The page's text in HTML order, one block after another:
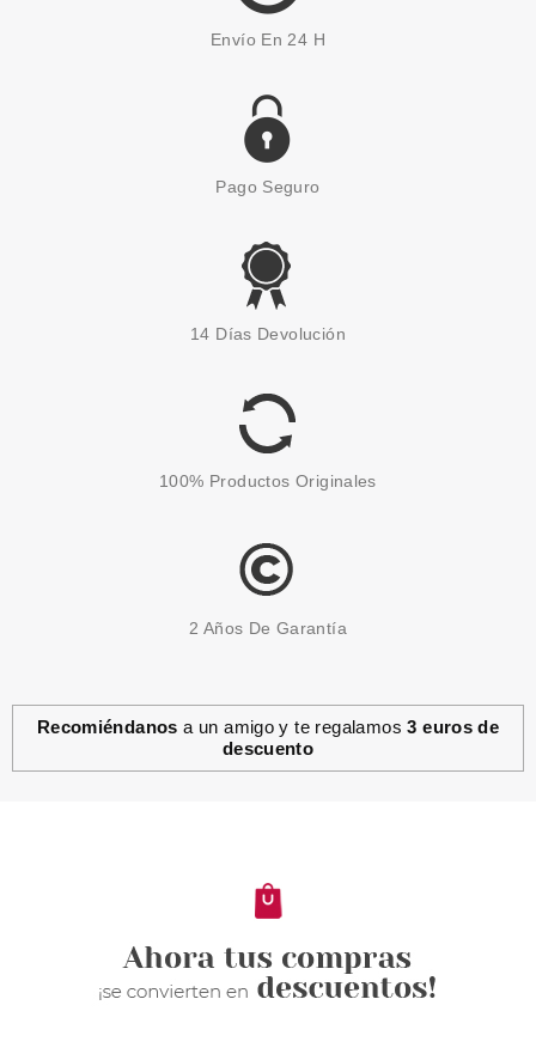
Envío En 24 H
Pago Seguro
14 Días Devolución
100% Productos Originales
2 Años De Garantía
Recomiéndanos a un amigo y te regalamos3 euros de
descuento